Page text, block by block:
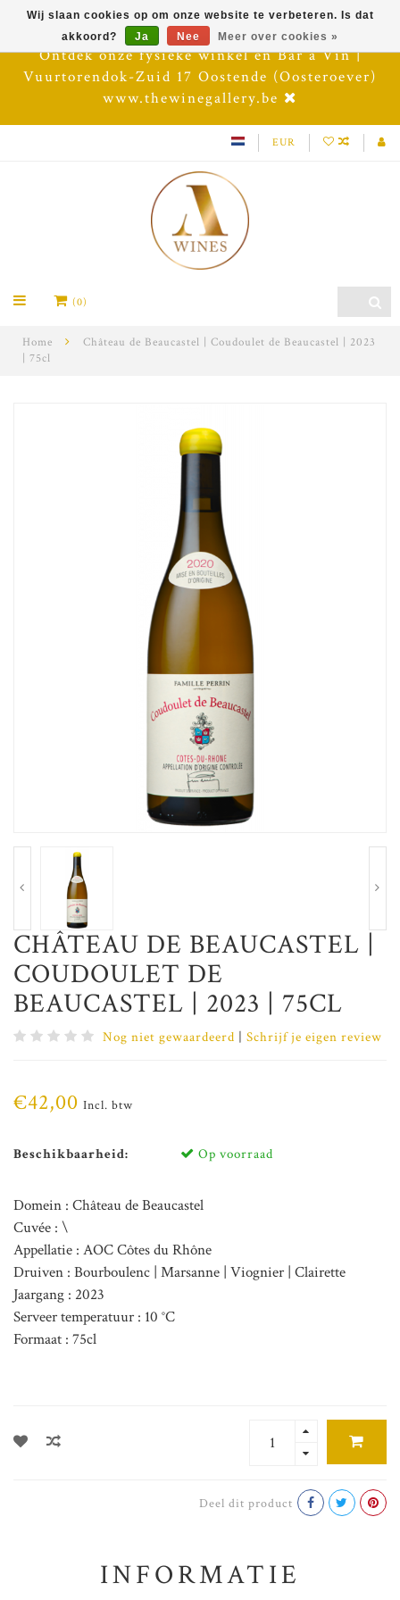
Ontdek onze fysieke winkel en Bar à Vin |
Vuurtorendok-Zuid 17 Oostende (Oosteroever)
www.thewinegallery.be
EUR
(0)
Home
Château de Beaucastel | Coudoulet de Beaucastel | 2023
| 75cl
CHÂTEAU DE BEAUCASTEL |
COUDOULET DE
BEAUCASTEL | 2023 | 75CL
Nog niet gewaardeerd | Schrijf je eigen review
€42,00 Incl. btw
Beschikbaarheid: Op voorraad
Domein : Château de Beaucastel
Cuvée : \
Appellatie : AOC Côtes du Rhône
Druiven : Bourboulenc | Marsanne | Viognier | Clairette
Jaargang : 2023
Serveer temperatuur : 10 °C
Formaat : 75cl
Deel dit product
INFORMATIE
Wij slaan cookies op om onze website te verbeteren. Is dat
akkoord?
Ja Nee Meer over cookies »